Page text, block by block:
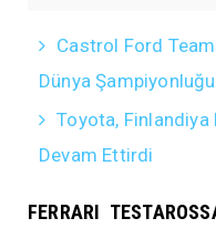
Castrol Ford
Dünya
Toyota, Finlandiya
Devam Ettirdi
FERRARI